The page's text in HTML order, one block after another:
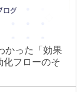
かった「効果
化フローのそ